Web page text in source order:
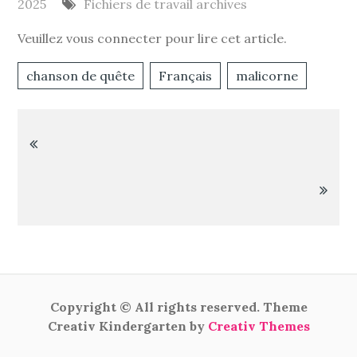
2025
Fichiers de travail archives
Veuillez vous connecter pour lire cet article.
chanson de quête Français malicorne
Navigation
Copyright © All rights reserved. Theme
Creativ Kindergarten by Creativ Themes